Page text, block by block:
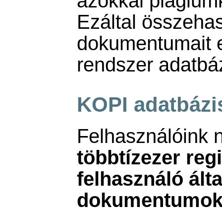
Ezáltal
dokumentumait
rendszer
KOPI
Felhasználóink
többtízezer
felhasználó